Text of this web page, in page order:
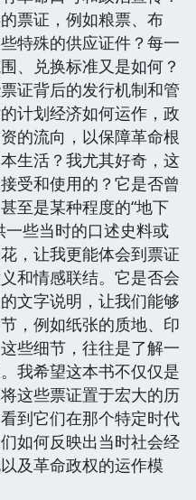
票证，例如粮票、布
特殊的供应证件？每一
、兑换标准又是如何？
证背后的发行机制和管
计划经济如何运作，政
的流向，以保障革命根
生活？我尤其好奇，这
受和使用的？它是否曾
至是某种程度的“地下
一些当时的口述史料或
，让我更能体会到票证
和情感联结。它是否会
文字说明，让我们能够
，例如纸张的质地、印
些细节，往往是了解一
我希望这本书不仅仅是
这些票证置于宏大的历
到它们在那个特定时代
如何反映出当时社会经
及革命政权的运作模